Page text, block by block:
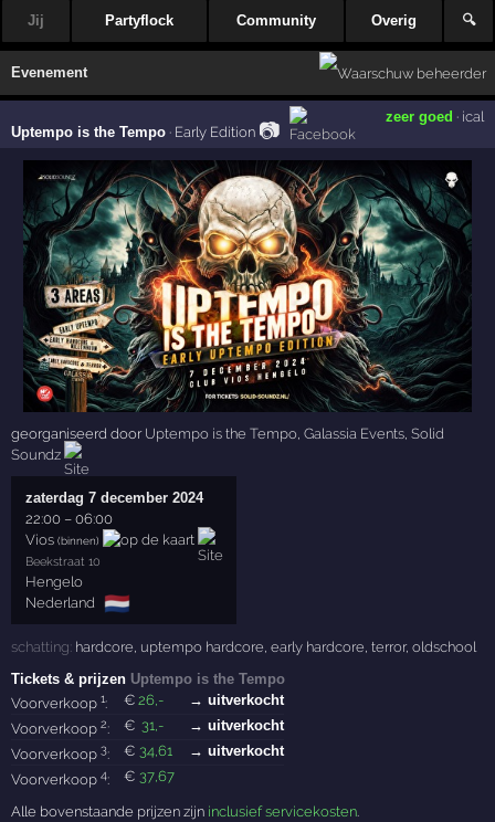
Jij Partyflock Community Overig 🔍
Evenement
Uptempo is the Tempo · Early Edition 📷
zeer goed · ical
georganiseerd door Uptempo is the Tempo,Galassia Events,Solid
Soundz
zaterdag 7 december 2024
22:00 –06:00
Vios (binnen)
Beekstraat 10
Hengelo
Nederland 🇳🇱
schatting: hardcore uptempo hardcore ,early hardcore ,terror,oldschool
Tickets & prijzen Uptempo is the Tempo
Voorverkoop1: €26 ,-
→ uitverkocht
Voorverkoop2: € 31 ,-
→ uitverkocht
Voorverkoop3: € 34 ,61
→ uitverkocht
Voorverkoop4: € 37 ,67
Alle bovenstaande prijzen zijn inclusief servicekosten.